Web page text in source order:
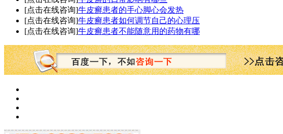
[点击在线咨询]牛皮癣患者的手心脚心会发热
[点击在线咨询]牛皮癣患者如何调节自己的心理压
[点击在线咨询]牛皮癣患者不能随意用的药物有哪